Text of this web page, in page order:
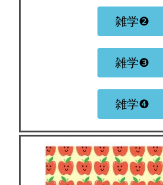
雑学❷
雑学❸
雑学❹